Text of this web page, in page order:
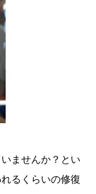
ませんか？とい
るくらいの修復